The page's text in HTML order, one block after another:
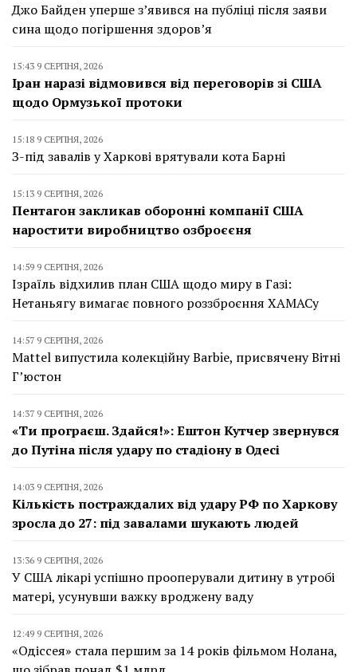
Джо Байден уперше з’явився на публіці після заяви
сина щодо погіршення здоров’я
15:43 9 СЕРПНЯ, 2026
Іран наразі відмовився від переговорів зі США
щодо Ормузької протоки
15:18 9 СЕРПНЯ, 2026
З-під завалів у Харкові врятували кота Барні
15:13 9 СЕРПНЯ, 2026
Пентагон закликав оборонні компанії США
наростити виробництво озброєєня
14:59 9 СЕРПНЯ, 2026
Ізраїль відхилив план США щодо миру в Газі:
Нетаньягу вимагає повного роззброєння ХАМАСу
14:57 9 СЕРПНЯ, 2026
Mattel випустила колекційну Barbie, присвячену Вітні
Г’юстон
14:37 9 СЕРПНЯ, 2026
«Ти програєш. Здайся!»: Ештон Кутчер звернувся
до Путіна після удару по стадіону в Одесі
14:03 9 СЕРПНЯ, 2026
Кількість постраждалих від удару РФ по Харкову
зросла до 27: під завалами шукають людей
13:36 9 СЕРПНЯ, 2026
У США лікарі успішно прооперували дитину в утробі
матері, усунувши важку вроджену ваду
12:49 9 СЕРПНЯ, 2026
«Одіссея» стала першим за 14 років фільмом Нолана,